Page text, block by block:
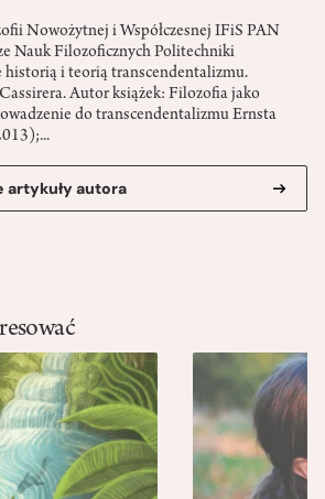
Nowożytnej i Współczesnej IFiS PAN
Nauk Filozoficznych Politechniki
historią i teorią transcendentalizmu.
Autor książek: Filozofia jako
do transcendentalizmu Ernsta
artykuły autora